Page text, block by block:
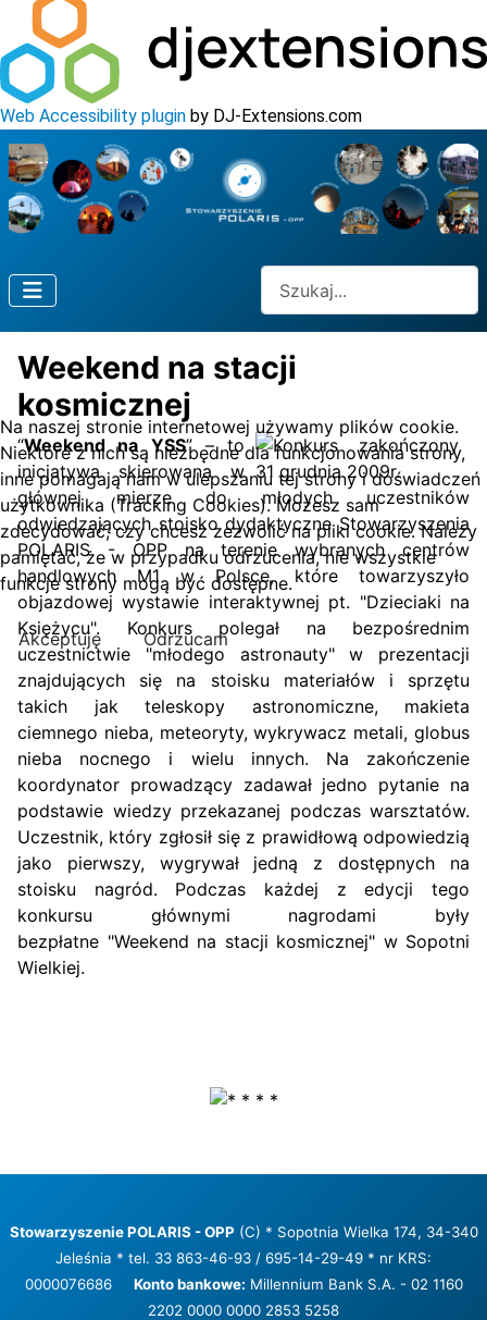
Web Accessibility plugin by DJ-Extensions.com
Weekend na stacji
kosmicznej
“Weekend na YSS” – to
inicjatywa skierowana w
głównej mierze do młodych uczestników
odwiedzających stoisko dydaktyczne Stowarzyszenia
POLARIS - OPP na terenie wybranych centrów
handlowych M1 w Polsce, które towarzyszyło
objazdowej wystawie interaktywnej pt. "Dzieciaki na
Księżycu". Konkurs polegał na bezpośrednim
uczestnictwie "młodego astronauty" w prezentacji
znajdujących się na stoisku materiałów i sprzętu
takich jak teleskopy astronomiczne, makieta
ciemnego nieba, meteoryty, wykrywacz metali, globus
nieba nocnego i wielu innych. Na zakończenie
koordynator prowadzący zadawał jedno pytanie na
podstawie wiedzy przekazanej podczas warsztatów.
Uczestnik, który zgłosił się z prawidłową odpowiedzią
jako pierwszy, wygrywał jedną z dostępnych na
stoisku nagród. Podczas każdej z edycji tego
konkursu głównymi nagrodami były
bezpłatne "Weekend na stacji kosmicznej" w Sopotni
Wielkiej.
Stowarzyszenie POLARIS - OPP (C) * Sopotnia Wielka 174, 34-340
Jeleśnia * tel. 33 863-46-93 / 695-14-29-49 * nr KRS:
0000076686 Konto bankowe: Millennium Bank S.A. - 02 1160
2202 0000 0000 2853 5258
Na naszej stronie internetowej używamy plików cookie.
Niektóre z nich są niezbędne dla funkcjonowania strony,
inne pomagają nam w ulepszaniu tej strony i doświadczeń
użytkownika (Tracking Cookies). Możesz sam
zdecydować, czy chcesz zezwolić na pliki cookie. Należy
pamiętać, że w przypadku odrzucenia, nie wszystkie
funkcje strony mogą być dostępne.
Akceptuję Odrzucam